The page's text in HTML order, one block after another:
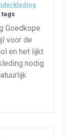
tags
Goedkope
voor de
en het lijkt
nodig